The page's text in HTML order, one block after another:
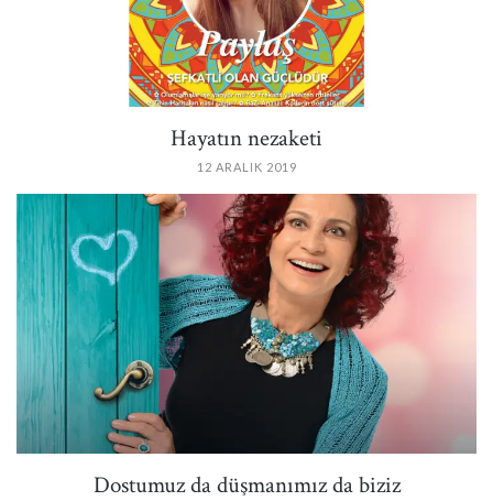
Hayatın nezaketi
12 ARALIK 2019
Dostumuz da düşmanımız da biziz